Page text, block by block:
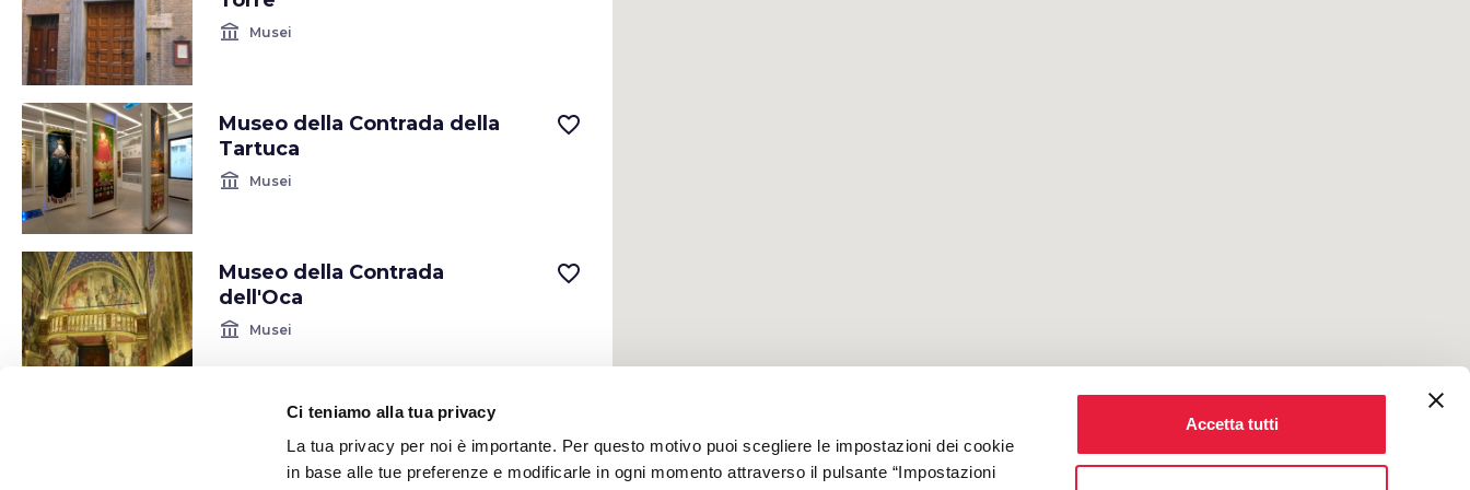
Ci teniamo alla tua privacy
La tua privacy per noi è importante. Per questo motivo puoi scegliere le impostazioni dei cookie
in base alle tue preferenze e modificarle in ogni momento attraverso il pulsante “Impostazioni
Accetta tutti
account_balance Musei
Museo della Contrada della
Tartuca
account_balance Musei
favorite_border
Museo della Contrada
dell'Oca
account_balance Musei
favorite_border
Museo della Contrada della
Musei